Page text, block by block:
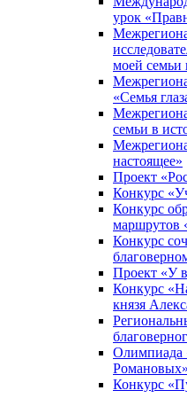
урок
моей семьи
«Семья
семьи в
настоящее»
Проект
Конкурс
Конкурс
маршрутов
Конкурс
Проект «У
Конкурс
князя
Олимпиада
Романовых»
Конкурс